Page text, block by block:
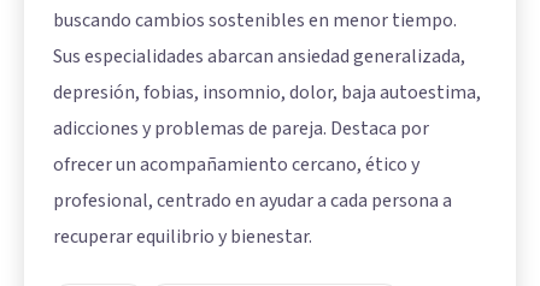
buscando cambios sostenibles en menor tiempo.
Sus especialidades abarcan ansiedad generalizada,
depresión, fobias, insomnio, dolor, baja autoestima,
adicciones y problemas de pareja. Destaca por
ofrecer un acompañamiento cercano, ético y
profesional, centrado en ayudar a cada persona a
recuperar equilibrio y bienestar.